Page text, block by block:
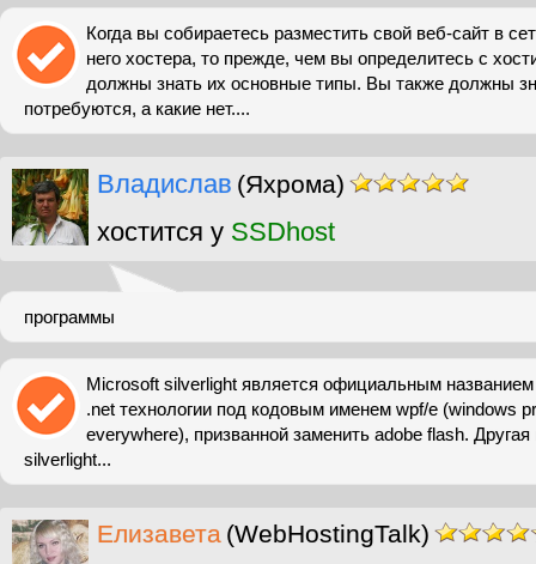
Когда вы собираетесь разместить свой веб-сайт в
него хостера, то прежде, чем вы определитесь с
должны знать их основные типы. Вы также должны
потребуются, а какие нет....
Владислав (Яхрома)
хостится у SSDhost
программы
Microsoft silverlight является официальным
.net технологии под кодовым именем wpf/e (windows
everywhere), призванной заменить adobe flash.
silverlight...
Елизавета (WebHostingTalk)